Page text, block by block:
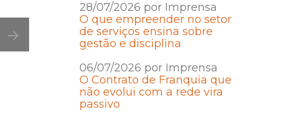
28/07/2026 por Imprensa
O que empreender no setor
de serviços ensina sobre
gestão e disciplina
06/07/2026 por Imprensa
O Contrato de Franquia que
não evolui com a rede vira
passivo